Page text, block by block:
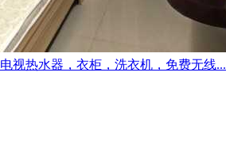
视热水器，衣柜，洗衣机，免费无线...